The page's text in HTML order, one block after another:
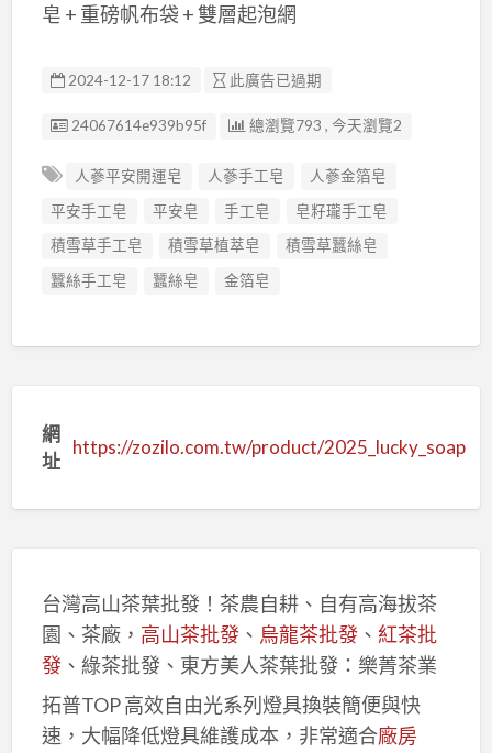
皂 + 重磅帆布袋 + 雙層起泡網
2024-12-17 18:12 此廣告已過期
廣告编號
24067614e939b95f 總瀏覽793 , 今天瀏覽2
人蔘平安開運皂 人蔘手工皂
人蔘金箔皂
平安手工皂
平安皂 手工皂
皂籽瓏手工皂
積雪草手工皂
積雪草植萃皂
積雪草蠶絲皂
蠶絲手工皂
蠶絲皂 金箔皂
網
址
https://zozilo.com.tw/product/2025_lucky_soap
台灣高山茶葉批發！茶農自耕、自有高海拔茶
園、茶廠， 高山茶批發、 烏龍茶批發、 紅茶批
發、綠茶批發、東方美人茶葉批發：樂菁茶業
拓普TOP 高效自由光系列燈具換裝簡便與快
速，大幅降低燈具維護成本，非常適合廠房